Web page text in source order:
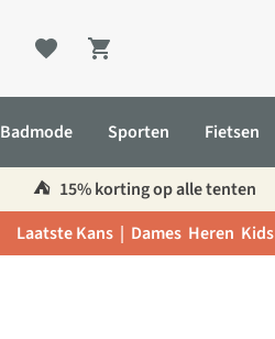
Shopping cart
Badmode Sporten Fietsen
⛺️ 15% korting op alle tenten
Laatste Kans | Dames Heren Kids